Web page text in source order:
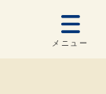
メニュー